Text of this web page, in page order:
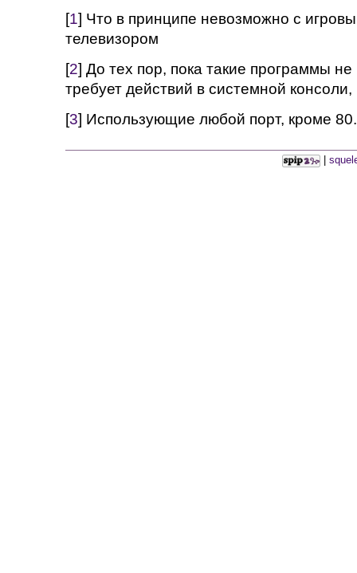
[1] Что в принципе невозможно с
телевизором
[2] До тех пор, пока такие программы
требует действий в системной
[3] Использующие любой порт, кроме 80.